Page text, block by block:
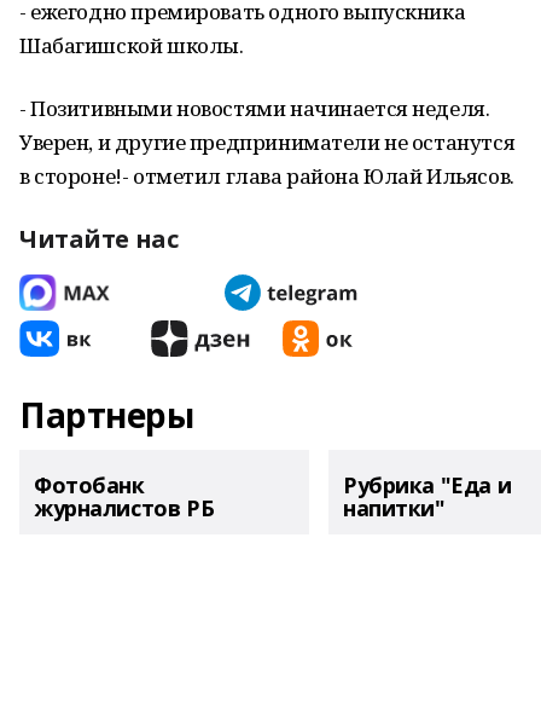
- ежегодно премировать одного выпускника
Шабагишской школы.
- Позитивными новостями начинается неделя.
Уверен, и другие предприниматели не останутся
в стороне!- отметил глава района Юлай Ильясов.
Читайте нас
Партнеры
Фотобанк
журналистов РБ
Рубрика "Еда и
напитки"